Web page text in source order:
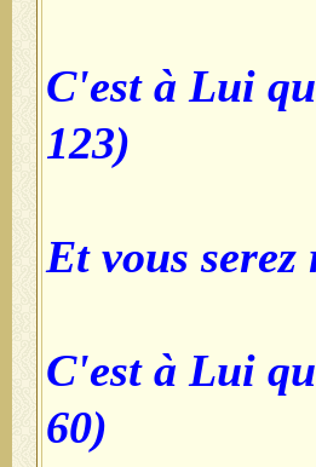
"C'est à Lui
123)
"C'est à Lui
60)